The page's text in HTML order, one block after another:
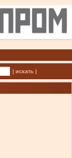
| искать |